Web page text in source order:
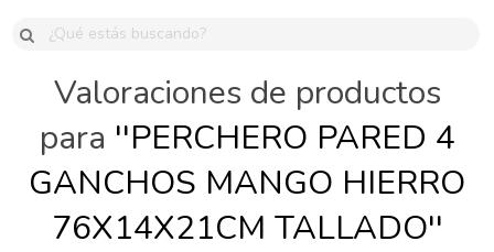
MENÚ
Valoraciones de productos
para
PERCHERO PARED 4
GANCHOS MANGO HIERRO
76X14X21CM TALLADO